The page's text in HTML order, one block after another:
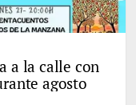
a la calle con
agosto